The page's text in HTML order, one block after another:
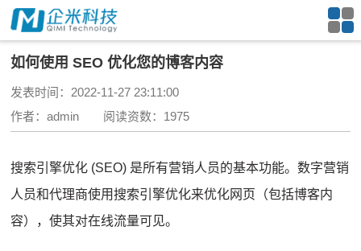
如何使用 SEO 优化您的博客内容
发表时间：2022-11-27 23:11:00
作者：admin 阅读资数：1975
搜索引擎优化 (SEO) 是所有营销人员的基本功能。数字营销
人员和代理商使用搜索引擎优化来优化网页（包括博客内
容），使其对在线流量可见。